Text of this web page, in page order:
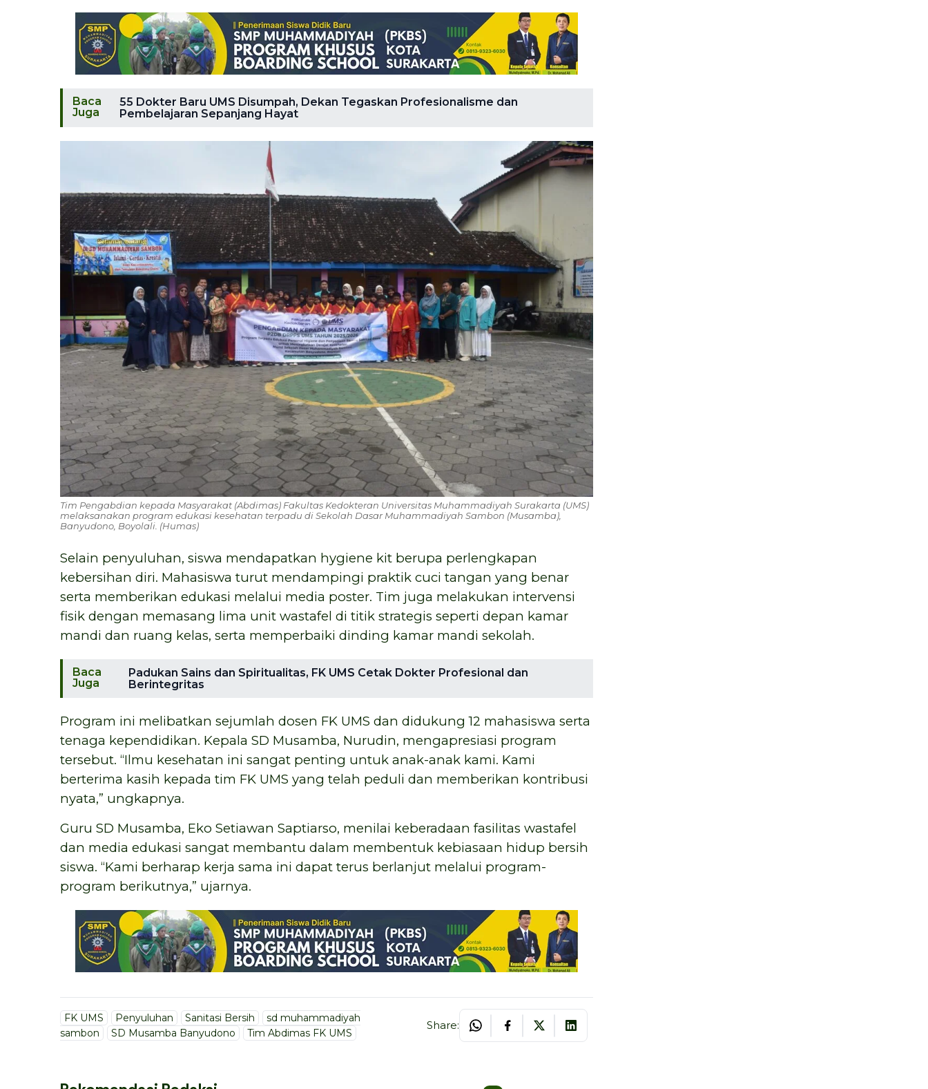
Baca
Juga
55 Dokter Baru UMS Disumpah, Dekan Tegaskan Profesionalisme dan
Pembelajaran Sepanjang Hayat
Tim Pengabdian kepada Masyarakat (Abdimas) Fakultas Kedokteran Universitas Muhammadiyah Surakarta (UMS)
melaksanakan program edukasi kesehatan terpadu di Sekolah Dasar Muhammadiyah Sambon (Musamba),
Banyudono, Boyolali. (Humas)
Selain penyuluhan, siswa mendapatkan hygiene kit berupa perlengkapan
kebersihan diri. Mahasiswa turut mendampingi praktik cuci tangan yang benar
serta memberikan edukasi melalui media poster. Tim juga melakukan intervensi
fisik dengan memasang lima unit wastafel di titik strategis seperti depan kamar
mandi dan ruang kelas, serta memperbaiki dinding kamar mandi sekolah.
Baca
Juga
Padukan Sains dan Spiritualitas, FK UMS Cetak Dokter Profesional dan
Berintegritas
Program ini melibatkan sejumlah dosen FK UMS dan didukung 12 mahasiswa serta
tenaga kependidikan. Kepala SD Musamba, Nurudin, mengapresiasi program
tersebut. “Ilmu kesehatan ini sangat penting untuk anak-anak kami. Kami
berterima kasih kepada tim FK UMS yang telah peduli dan memberikan kontribusi
nyata,” ungkapnya.
Guru SD Musamba, Eko Setiawan Saptiarso, menilai keberadaan fasilitas wastafel
dan media edukasi sangat membantu dalam membentuk kebiasaan hidup bersih
siswa. “Kami berharap kerja sama ini dapat terus berlanjut melalui program-
program berikutnya,” ujarnya.
FK UMS Penyuluhan Sanitasi Bersih
sd muhammadiyah
sambon
SD Musamba Banyudono Tim Abdimas FK UMS
Share: